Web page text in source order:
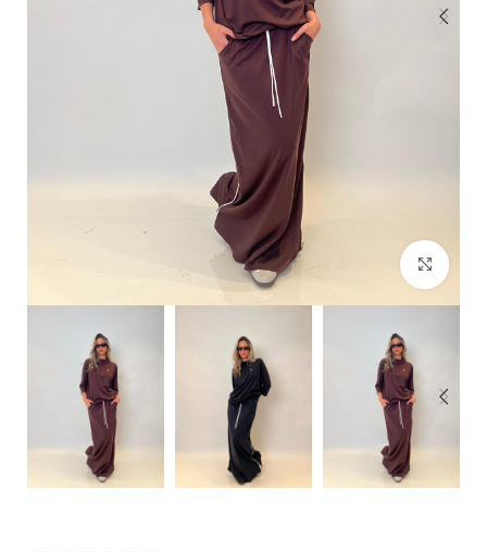
Click to enlarge